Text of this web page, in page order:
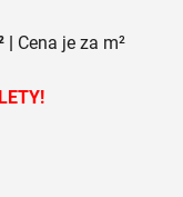
| Cena je za m²